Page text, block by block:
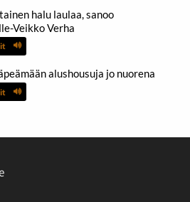
halu laulaa, sanoo
Veikko Verha
alushousuja jo nuorena